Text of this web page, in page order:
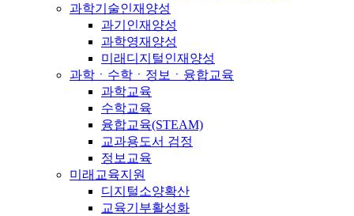
과학기술인재양성
과기인재양성
과학영재양성
미래디지털인재양성
과학ㆍ수학ㆍ정보ㆍ융합교육
과학교육
수학교육
융합교육(STEAM)
교과용도서 검정
정보교육
미래교육지원
디지털소양확산
교육기부활성화